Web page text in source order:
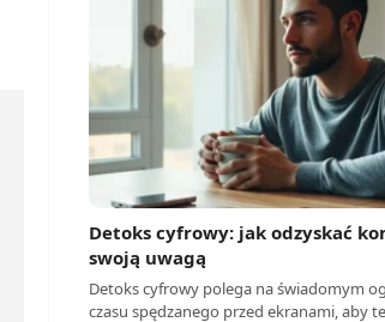
Detoks cyfrowy: jak odzyskać
swoją uwagą
Detoks cyfrowy polega na świadomym
czasu spędzanego przed ekranami, aby